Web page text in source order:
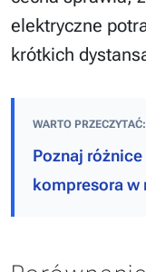
elektryczne
krótkich
WARTO PRZECZYTAĆ:
Poznaj
kompresora w